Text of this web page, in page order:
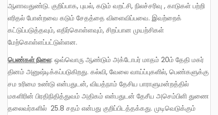
ஆளாவதுண்டு. குறிப்பாக, புயல், கடும் வறட்சி, நிலச்சரிவு , காடுகள் பற்றி
எரிதல் போன்றவை கடும் சேதத்தை விளைவிப்பவை. இவற்றைக்
கட்டுப்படுத்தவும், எதிர்கொள்ளவும், சிறப்பான முயற்சிகள்
மேற்கொள்ளப்பட்டுள்ளன.
பெண்கள் நிலை: ஒவ்வொரு ஆண்டும் அக்டோபர் மாதம் 20ம் தேதி மகர்
தினம் அனுஷ்டிக்கப்படுகிறது. கல்வி, வேலை வாய்ப்புகளில், பெண்களுக்கு
சம உரிமை உண்டு என்பதுடன், வியத்நாம் தேசிய பாராளுமன்றத்தில்
மகளிரின் பிரதிநிதித்துவம் அதிகம் என்பதுடன் தேசீய அசெம்பிளி துணை
தலைவர்களில் 25.8 சதம் என்பது குறிப்பிடத்தக்கது. முடிவெடுக்கும்